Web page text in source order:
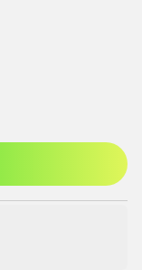
te melden als lid